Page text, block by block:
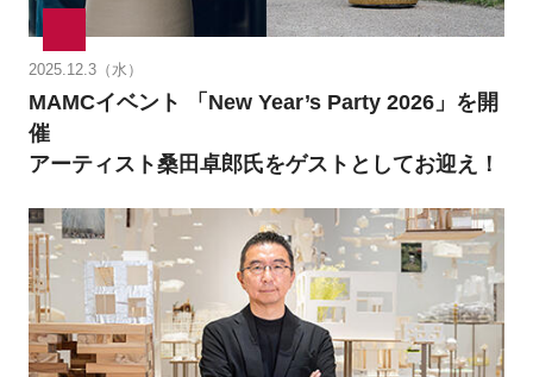
2025.12.3（水）
MAMCイベント 「New Year’s Party 2026」を開
催
アーティスト桑田卓郎氏をゲストとしてお迎え！